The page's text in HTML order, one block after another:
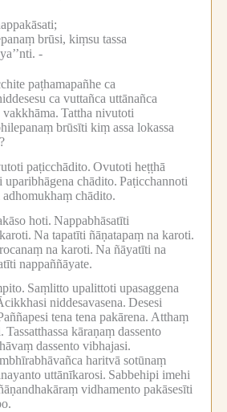
brūsi, kiṃsu tassa
-
paṭhamapañhe ca
ca vuttañca uttānañca
vakkhāma. Tattha nivutoti
brūsīti kiṃ assa lokassa
paṭicchādito. Ovutoti heṭṭhā
uparibhāgena chādito. Paṭicchannoti
chādito.
hoti. Nappabhāsatīti
Na tapatīti ñāṇatapaṃ na karoti.
na karoti. Na ñāyatīti na
nappaññāyate.
Saṃlitto upalittoti upasaggena
niddesavasena. Desesi
tena tena pakārena. Atthaṃ
Tassatthassa kāraṇaṃ dassento
dassento vibhajasi.
haritvā sotūnaṃ
uttānīkarosi. Sabbehipi imehi
vidhamento pakāsesīti